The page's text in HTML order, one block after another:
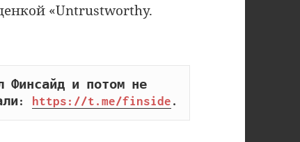
«Untrustworthy.
Финсайд и потом не
https://t.me/finside .